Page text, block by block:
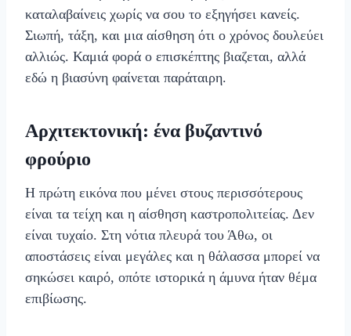
καταλαβαίνεις χωρίς να σου το εξηγήσει κανείς.
Σιωπή, τάξη, και μια αίσθηση ότι ο χρόνος δουλεύει
αλλιώς. Καμιά φορά ο επισκέπτης βιαζεται, αλλά
εδώ η βιασύνη φαίνεται παράταιρη.
Αρχιτεκτονική: ένα βυζαντινό
φρούριο
Η πρώτη εικόνα που μένει στους περισσότερους
είναι τα τείχη και η αίσθηση καστροπολιτείας. Δεν
είναι τυχαίο. Στη νότια πλευρά του Άθω, οι
αποστάσεις είναι μεγάλες και η θάλασσα μπορεί να
σηκώσει καιρό, οπότε ιστορικά η άμυνα ήταν θέμα
επιβίωσης.